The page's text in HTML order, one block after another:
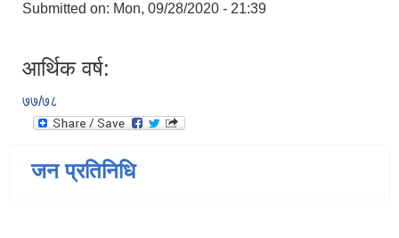
Submitted on: Mon, 09/28/2020 - 21:39
आर्थिक वर्ष:
७७/७८
जन प्रतिनिधि